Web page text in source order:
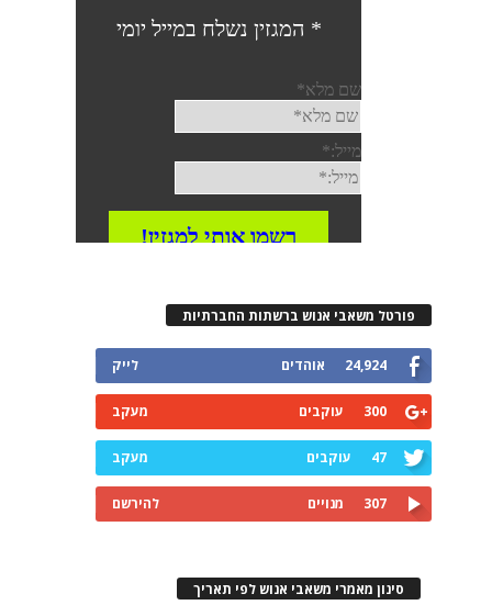
פורטל משאבי אנוש ברשתות החברתיות
24,924 אוהדים לייק
300 עוקבים מעקב
47 עוקבים מעקב
307 מנויים להירשם
סינון מאמרי משאבי אנוש לפי תאריך